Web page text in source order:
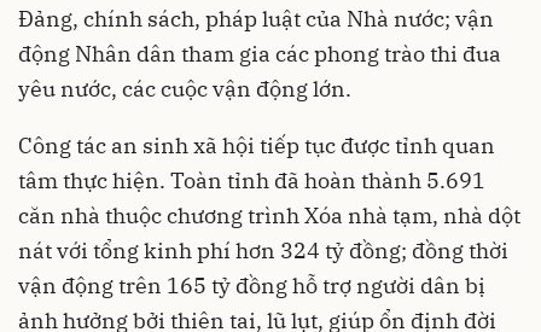
Đảng, chính sách, pháp luật của Nhà nước; vận
động Nhân dân tham gia các phong trào thi đua
yêu nước, các cuộc vận động lớn.
Công tác an sinh xã hội tiếp tục được tỉnh quan
tâm thực hiện. Toàn tỉnh đã hoàn thành 5.691
căn nhà thuộc chương trình Xóa nhà tạm, nhà dột
nát với tổng kinh phí hơn 324 tỷ đồng; đồng thời
vận động trên 165 tỷ đồng hỗ trợ người dân bị
ảnh hưởng bởi thiên tai, lũ lụt, giúp ổn định đời